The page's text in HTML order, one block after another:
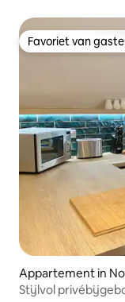
Favoriet van
Favoriet van
Appartement in
Stijlvol